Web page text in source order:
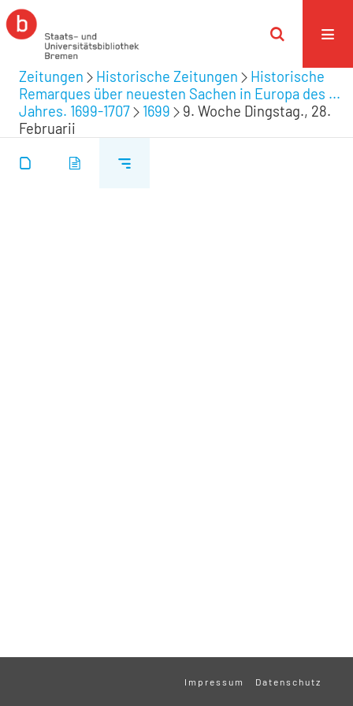
Zeitungen Historische Zeitungen
Historische
Remarques über neuesten Sachen in Europa des ...
Jahres. 1699-1707
1699
9. Woche Dingstag., 28.
Februarii
Impressum Datenschutz